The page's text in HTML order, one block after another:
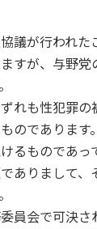
議が行われ
すが、与野
れも性犯罪
のでありま
るものであ
ありまして
員会で可決